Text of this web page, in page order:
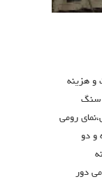
و هزینه
سنگ
رومی
و دو
دور